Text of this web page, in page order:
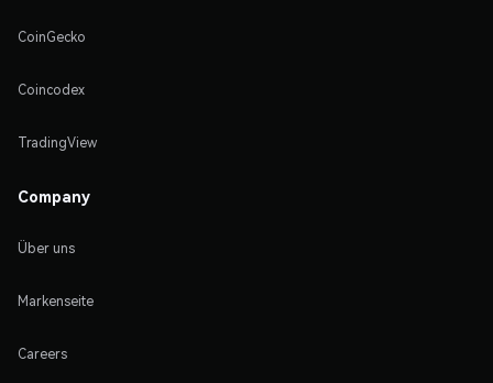
CoinGecko
Coincodex
TradingView
Company
Über uns
Markenseite
Careers